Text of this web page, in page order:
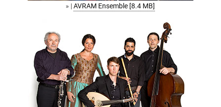
» |AVRAM Ensemble [8.4 MB]